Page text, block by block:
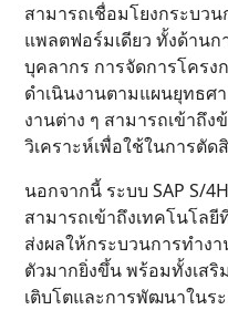
สามารถเชื่อมโยงกระบว
แพลตฟอร์มเดียว ทั้งด้านก
บุคลากร การจัดการโคร
ดำเนินงานตามแผนยุทธศ
งานต่าง ๆ สามารถเข้าถึ
วิเคราะห์เพื่อใช้ในการตั
นอกจากนี้ ระบบ SAP S/
สามารถเข้าถึงเทคโนโล
ส่งผลให้กระบวนการทำง
ตัวมากยิ่งขึ้น พร้อมทั้งเส
เติบโตและการพัฒนาในร